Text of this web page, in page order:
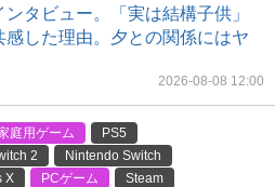
タビュー。「実は結構子供」
感した理由。夕との関係にはヤ
2026-08-08 12:00
庭用ゲーム
PS5
2
Nintendo Switch
X
PCゲーム
Steam